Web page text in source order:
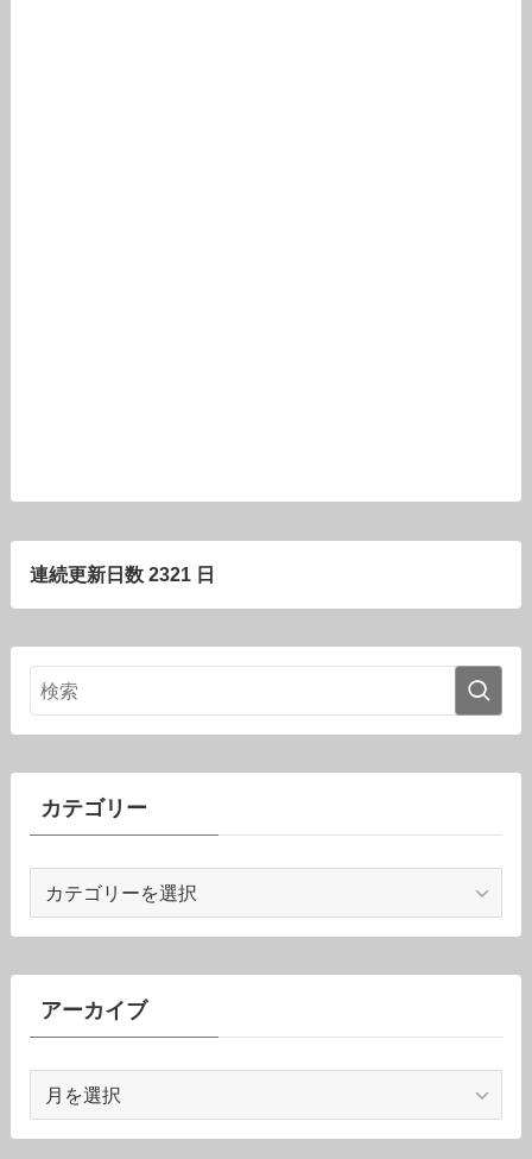
連続更新日数 2321 日
カテゴリー
ゴ
リ
ーアーカイブ
カ